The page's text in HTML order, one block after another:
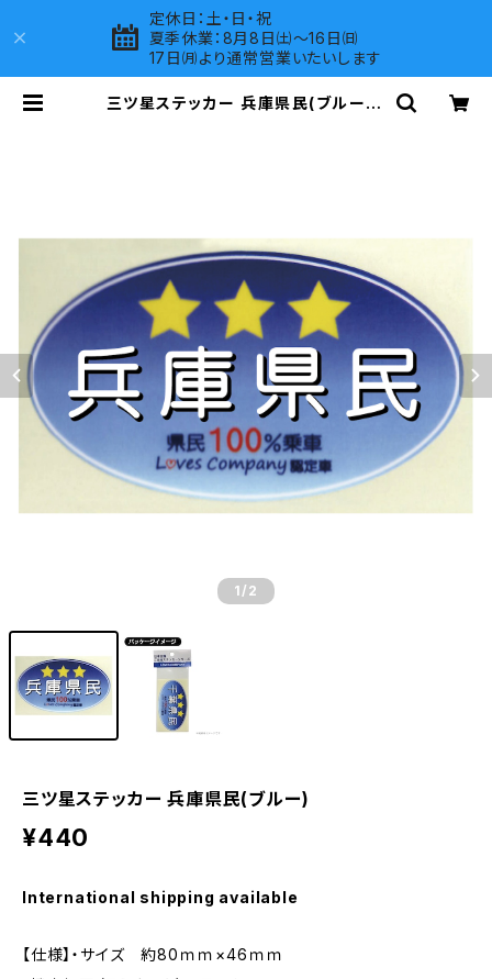
定休日：土・日・祝
夏季休業：8月8日㈯～16日㈰
17日㈪より通常営業いたいします
三ツ星ステッカー 兵庫県民(ブルー) |
1 /2
三ツ星ステッカー 兵庫県民(ブルー)
¥440
International shipping available
【仕様】・サイズ 約80ｍｍ×46ｍｍ